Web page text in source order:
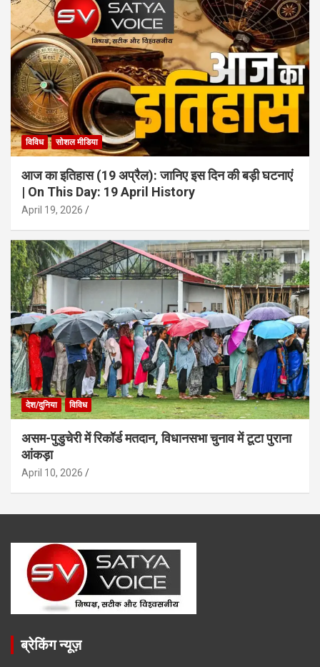
विविध सोशल मीडिया
आज का इतिहास (19 अप्रैल): जानिए इस दिन की बड़ी घटनाएं
| On This Day: 19 April History
April 19, 2026
देश/दुनिया विविध
असम-पुडुचेरी में रिकॉर्ड मतदान, विधानसभा चुनाव में टूटा पुराना
आंकड़ा
April 10, 2026
ब्रेकिंग न्यूज़